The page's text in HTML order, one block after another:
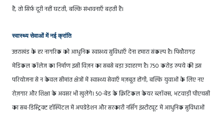
हैं, तो सिर्फ़ दूरी नहीं घटती, बल्कि संभावनाएँ बढ़ती हैं।
स्वास्थ्य सेवाओं में नई क्रांति
उत्तराखंड के हर नागरिक को आधुनिक स्वास्थ्य सुविधाएँ देना हमारा संकल्प है। पिथौरागढ़
मेडिकल कॉलेज का निर्माण इसी विज़न का सबसे बड़ा उदाहरण है। 750 करोड़ रुपये की इस
परियोजना से न केवल सीमांत क्षेत्रों में स्वास्थ्य सेवाएँ मज़बूत होंगी, बल्कि युवाओं के लिए नए
रोज़गार और शिक्षा के अवसर भी खुलेंगे। 50-बेड के क्रिटिकल केयर ब्लॉक्स, भटवाड़ी पीएचसी
का सब-डिस्ट्रिक्ट हॉस्पिटल में अपग्रेडेशन और सरकारी नर्सिंग इंस्टीट्यूट में आधुनिक सुविधाओं